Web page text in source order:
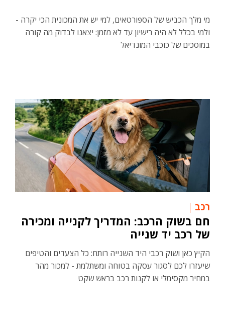
מי מלך הכביש של הספורטאים, למי יש את המכונית הכי יקרה -
ולמי בכלל לא היה רישיון עד לא מזמן: יצאנו לבדוק מה קורה
במוסכים של כוכבי המונדיאל
רכב
חם בשוק הרכב: המדריך לקנייה ומכירה
של רכב יד שנייה
הקיץ כאן ושוק רכבי היד השנייה רותח: כל הצעדים והטיפים
שיעזרו לכם לסגור עסקה בטוחה ומשתלמת - למכור מהר
במחיר מקסימלי או לקנות רכב בראש שקט